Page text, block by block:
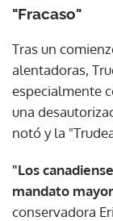
"Fracaso"
Tras un
alentadoras,
especialmente
una
notó y la
"Los
mandato
conservadora